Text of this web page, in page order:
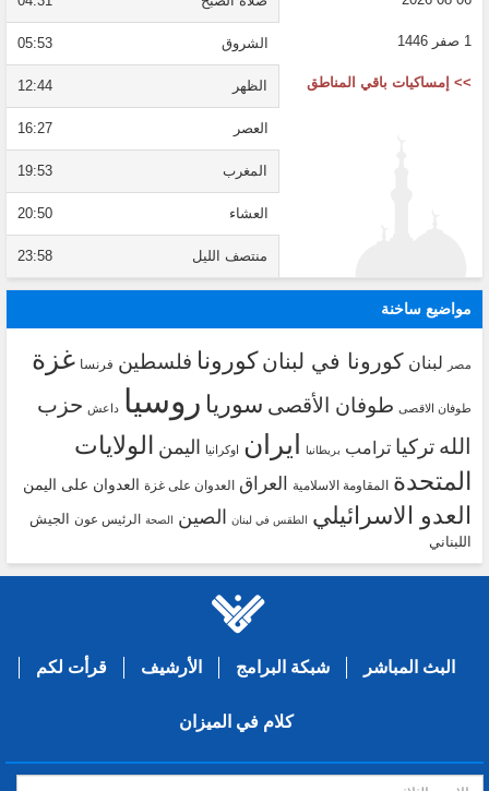
1 صفر 1446
>> إمساكيات باقي المناطق
الشروق 05:53
الظهر 12:44
العصر 16:27
المغرب 19:53
العشاء 20:50
منتصف الليل 23:58
مواضيع ساخنة
مصر لبنان كورونا في لبنانكورونا فلسطين فرنسا غزة
طوفان الاقصى طوفان الأقصى سوريا روسيا داعش حزب
الله تركيا ترامب بريطانيا ايران اوكرانيا اليمن
الولايات
المتحدة
المقاومة الاسلامية العراق العدوان على غزة العدوان على اليمن
العدو الاسرائيلي الطقس في لبنان الصين الصحة الرئيس عون
الجيش
اللبناني
البث المباشر شبكة البرامج الأرشيف قرأت لكم
كلام في الميزان